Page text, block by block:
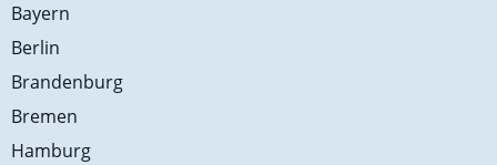
Bayern
Berlin
Brandenburg
Bremen
Hamburg